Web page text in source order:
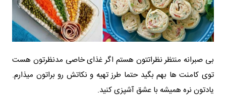
بی صبرانه منتظر نظراتتون هستم اگر غذای خاصی مدنظرتون هست
توی کامنت ها بهم بگید حتما طرز تهیه و نکاتش رو براتون میذارم.
یادتون نره همیشه با عشق آشپزی کنید.